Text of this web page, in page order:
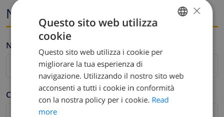
Nome ed e-mail
Nome *
Cognome *
DUTCH
SPANISH
GERMAN
×
Questo sito web utilizza
cookie
Questo sito web utilizza i cookie per
migliorare la tua esperienza di
navigazione. Utilizzando il nostro sito web
acconsenti a tutti i cookie in conformità
con la nostra policy per i cookie. Read
more